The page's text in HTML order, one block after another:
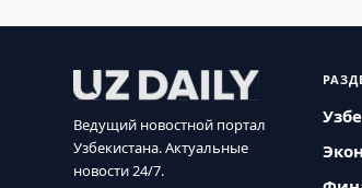
Ведущий новостной портал
Узбекистана. Актуальные
новости 24/7.